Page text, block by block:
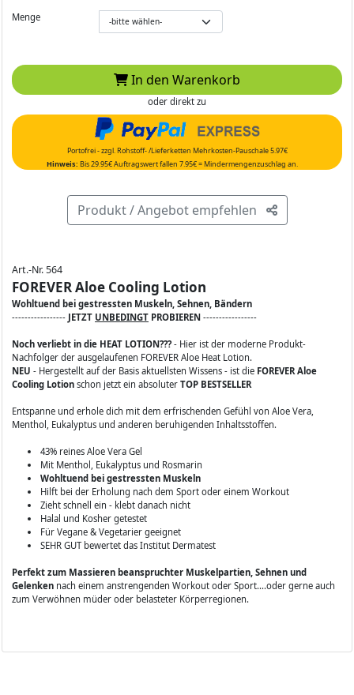
Menge
In den Warenkorb
oder direkt zu
Portofrei - zzgl. Rohstoff- /Lieferketten Mehrkosten-Pauschale 5.97€
Hinweis: Bis 29.95€ Auftragswert fallen 7.95€ = Mindermengenzuschlag an.
Produkt / Angebot empfehlen
Art.-Nr. 564
FOREVER Aloe Cooling Lotion
Wohltuend bei gestressten Muskeln, Sehnen, Bändern
----------------- JETZT UNBEDINGT PROBIEREN -----------------
Noch verliebt in die HEAT LOTION??? - Hier ist der moderne Produkt-
Nachfolger der ausgelaufenen FOREVER Aloe Heat Lotion.
NEU - Hergestellt auf der Basis aktuellsten Wissens - ist die FOREVER Aloe
Cooling Lotion schon jetzt ein absoluter TOP BESTSELLER
Entspanne und erhole dich mit dem erfrischenden Gefühl von Aloe Vera,
Menthol, Eukalyptus und anderen beruhigenden Inhaltsstoffen.
43% reines Aloe Vera Gel
Mit Menthol, Eukalyptus und Rosmarin
Wohltuend bei gestressten Muskeln
Hilft bei der Erholung nach dem Sport oder einem Workout
Zieht schnell ein - klebt danach nicht
Halal und Kosher getestet
Für Vegane & Vegetarier geeignet
SEHR GUT bewertet das Institut Dermatest
Perfekt zum Massieren beanspruchter Muskelpartien, Sehnen und
Gelenken nach einem anstrengenden Workout oder Sport....oder gerne auch
zum Verwöhnen müder oder belasteter Körperregionen.